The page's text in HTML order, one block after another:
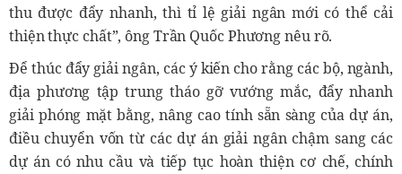
thu được đẩy nhanh, thì tỉ lệ giải ngân mới có thể cải
thiện thực chất”, ông Trần Quốc Phương nêu rõ.
Để thúc đẩy giải ngân, các ý kiến cho rằng các bộ, ngành,
địa phương tập trung tháo gỡ vướng mắc, đẩy nhanh
giải phóng mặt bằng, nâng cao tính sẵn sàng của dự án,
điều chuyển vốn từ các dự án giải ngân chậm sang các
dự án có nhu cầu và tiếp tục hoàn thiện cơ chế, chính